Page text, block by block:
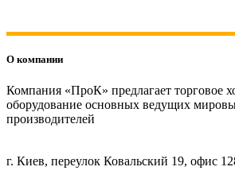
О компании
Компания «ПроК» предлагает торговое
оборудование основных ведущих
производителей
г. Киев, переулок Ковальский 19, офис